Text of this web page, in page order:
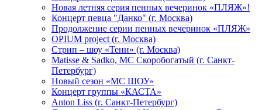
Новая летняя серия пенных вечеринок «ПЛЯЖ»!
Концерт певца "Данко" (г. Москва)
Продолжение серии пенных вечеринок «ПЛЯЖ»
OPIUM project (г. Москва)
Стрип – шоу «Тени» (г. Москва)
Matissе & Sadko, MC Скоробогатый (г. Санкт-
Петербург)
Новый сезон «МС ШОУ»
Концерт группы «КАСТА»
Anton Liss (г. Санкт-Петербург)